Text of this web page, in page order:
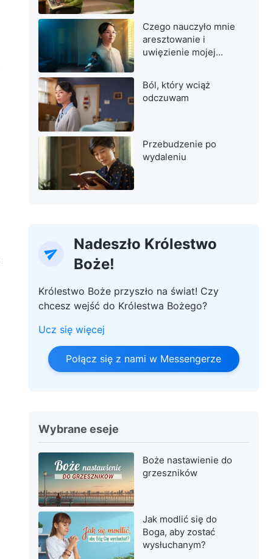
Czego nauczyło mnie
aresztowanie i
uwięzienie mojej
Ból, który wciąż
odczuwam
Przebudzenie po
wydaleniu
Nadeszło Królestwo
Boże!
Królestwo Boże przyszło na świat! Czy
chcesz wejść do Królestwa Bożego?
Ucz się więcej
Połącz się z nami w Messengerze
Wybrane eseje
Boże nastawienie do
grzeszników
Jak modlić się do
Boga, aby zostać
wysłuchanym?